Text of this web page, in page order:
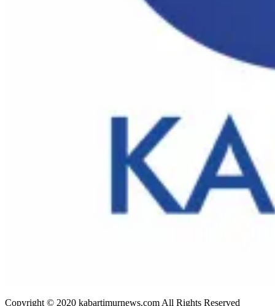
Copyright © 2020 kabartimurnews.com All Rights Reserved